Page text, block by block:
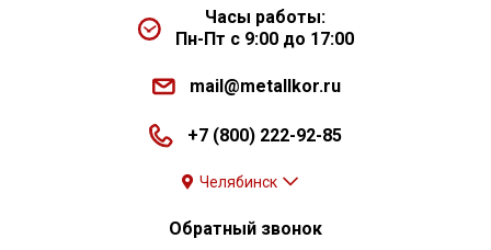
Часы работы:
Пн-Пт с 9:00 до 17:00
mail@metallkor.ru
+7 (800) 222-92-85
Челябинск
Обратный звонок